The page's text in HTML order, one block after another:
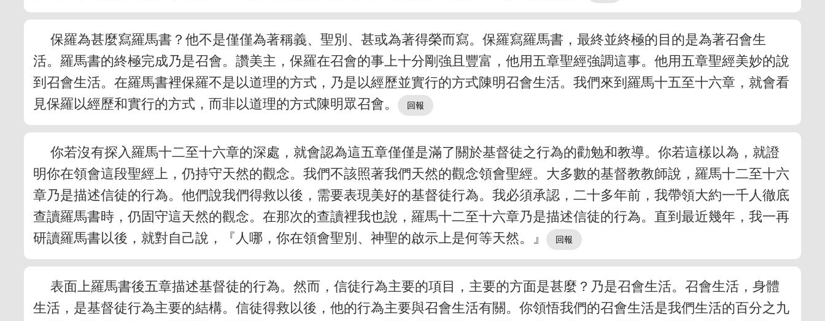
保羅為甚麼寫羅馬書？他不是僅僅為著稱義、聖別、甚或為著得榮而寫。保羅寫羅馬書，最終並終極的目的是為著召會生
活。羅馬書的終極完成乃是召會。讚美主，保羅在召會的事上十分剛強且豐富，他用五章聖經強調這事。他用五章聖經美妙的說
到召會生活。在羅馬書裡保羅不是以道理的方式，乃是以經歷並實行的方式陳明召會生活。我們來到羅馬十五至十六章，就會看
見保羅以經歷和實行的方式，而非以道理的方式陳明眾召會。
你若沒有探入羅馬十二至十六章的深處，就會認為這五章僅僅是滿了關於基督徒之行為的勸勉和教導。你若這樣以為，就證
明你在領會這段聖經上，仍持守天然的觀念。我們不該照著我們天然的觀念領會聖經。大多數的基督教教師說，羅馬十二至十六
章乃是描述信徒的行為。他們說我們得救以後，需要表現美好的基督徒行為。我必須承認，二十多年前，我帶領大約一千人徹底
查讀羅馬書時，仍固守這天然的觀念。在那次的查讀裡我也說，羅馬十二至十六章乃是描述信徒的行為。直到最近幾年，我一再
研讀羅馬書以後，就對自己說，『人哪，你在領會聖別、神聖的啟示上是何等天然。』
表面上羅馬書後五章描述基督徒的行為。然而，信徒行為主要的項目，主要的方面是甚麼？乃是召會生活。召會生活，身體
生活，是基督徒行為主要的結構。信徒得救以後，他的行為主要與召會生活有關。你領悟我們的召會生活是我們生活的百分之九